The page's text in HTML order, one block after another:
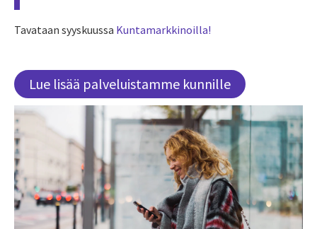
Tavataan syyskuussa Kuntamarkkinoilla!
Lue lisää palveluistamme kunnille